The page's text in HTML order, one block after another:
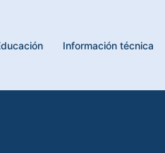
Información técnica